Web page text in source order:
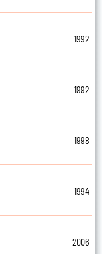
1992
1992
1998
1994
2006